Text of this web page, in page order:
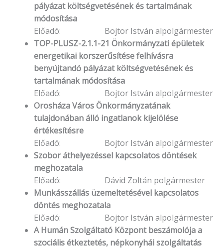
pályázat költségvetésének és tartalmának
módosítása
Előadó: Bojtor István alpolgármester
TOP-PLUSZ-2.1.1-21 Önkormányzati épületek
energetikai korszerűsítése felhívásra
benyújtandó pályázat költségvetésének és
tartalmának módosítása
Előadó: Bojtor István alpolgármester
Orosháza Város Önkormányzatának
tulajdonában álló ingatlanok kijelölése
értékesítésre
Előadó: Bojtor István alpolgármester
Szobor áthelyezéssel kapcsolatos döntések
meghozatala
Előadó: Dávid Zoltán polgármester
Munkásszállás üzemeltetésével kapcsolatos
döntés meghozatala
Előadó: Bojtor István alpolgármester
A Humán Szolgáltató Központ beszámolója a
szociális étkeztetés, népkonyhái szolgáltatás